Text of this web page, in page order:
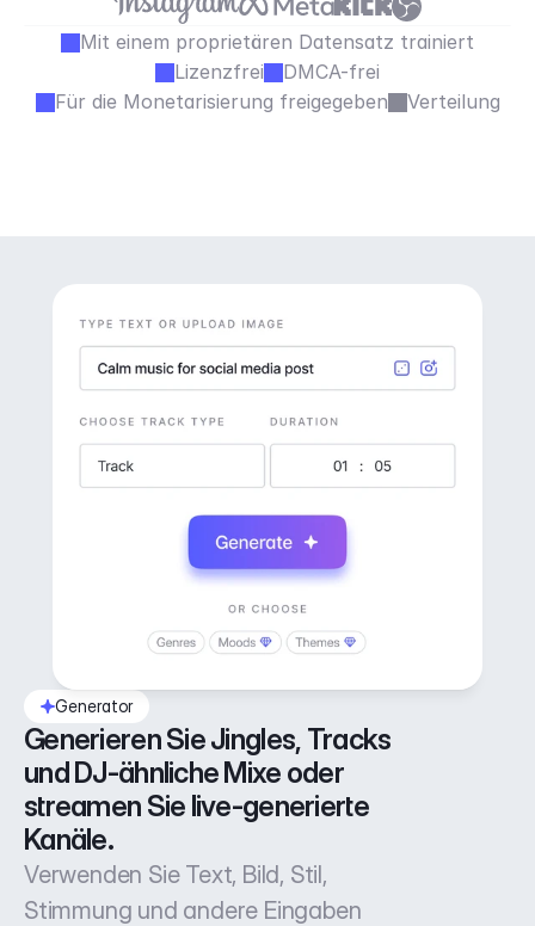
Mit einem proprietären Datensatz trainiert
Lizenzfrei
DMCA-frei
Für die Monetarisierung freigegeben
Verteilung
Generator
Generieren Sie Jingles, Tracks
und DJ-ähnliche Mixe oder
streamen Sie live-generierte
Kanäle.
Verwenden Sie Text, Bild, Stil,
Stimmung und andere Eingaben